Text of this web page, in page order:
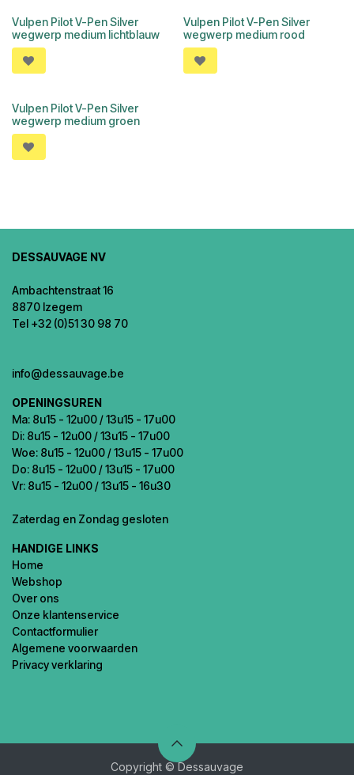
Vulpen Pilot V-Pen Silver
wegwerp medium lichtblauw
Vulpen Pilot V-Pen Silver
wegwerp medium rood
Vulpen Pilot V-Pen Silver
wegwerp medium groen
DESSAUVAGE NV
Ambachtenstraat 16
8870 Izegem
Tel +32 (0)51 30 98 70
info@dessauvage.be
OPENINGSUREN
Ma: 8u15 - 12u00 / 13u15 - 17u00
Di: 8u15 - 12u00 / 13u15 - 17u00
Woe: 8u15 - 12u00 / 13u15 - 17u00
Do: 8u15 - 12u00 / 13u15 - 17u00
Vr: 8u15 - 12u00 / 13u15 - 16u30
Zaterdag en Zondag gesloten
HANDIGE LINKS
Home
Webshop
Over ons
Onze klantenservice
Contactformulier
Algemene voorwaarden
Privacy verklaring
Copyright © Dessauvage